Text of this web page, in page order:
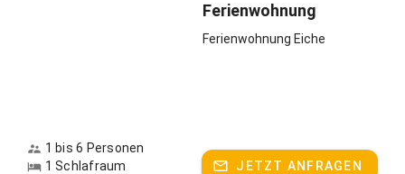
Ferienwohnung
Ferienwohnung Eiche
1 bis 6 Personen
1 Schlafraum
JETZT ANFRAGEN